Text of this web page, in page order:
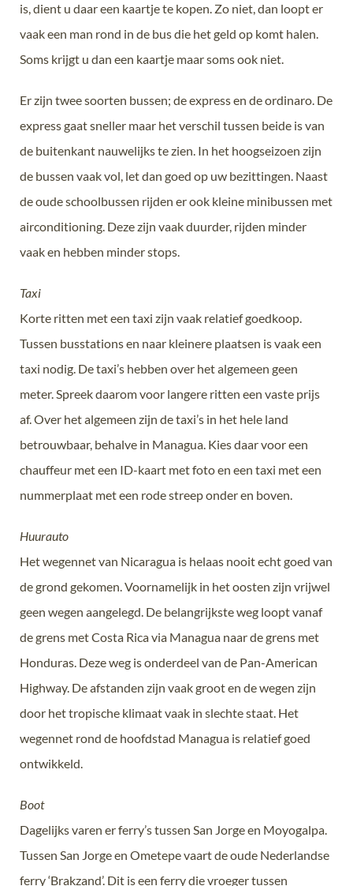
is, dient u daar een kaartje te kopen. Zo niet, dan loopt er
vaak een man rond in de bus die het geld op komt halen.
Soms krijgt u dan een kaartje maar soms ook niet.
Er zijn twee soorten bussen; de express en de ordinaro. De
express gaat sneller maar het verschil tussen beide is van
de buitenkant nauwelijks te zien. In het hoogseizoen zijn
de bussen vaak vol, let dan goed op uw bezittingen. Naast
de oude schoolbussen rijden er ook kleine minibussen met
airconditioning. Deze zijn vaak duurder, rijden minder
vaak en hebben minder stops.
Taxi
Korte ritten met een taxi zijn vaak relatief goedkoop.
Tussen busstations en naar kleinere plaatsen is vaak een
taxi nodig. De taxi’s hebben over het algemeen geen
meter. Spreek daarom voor langere ritten een vaste prijs
af. Over het algemeen zijn de taxi’s in het hele land
betrouwbaar, behalve in Managua. Kies daar voor een
chauffeur met een ID-kaart met foto en een taxi met een
nummerplaat met een rode streep onder en boven.
Huurauto
Het wegennet van Nicaragua is helaas nooit echt goed van
de grond gekomen. Voornamelijk in het oosten zijn vrijwel
geen wegen aangelegd. De belangrijkste weg loopt vanaf
de grens met Costa Rica via Managua naar de grens met
Honduras. Deze weg is onderdeel van de Pan-American
Highway. De afstanden zijn vaak groot en de wegen zijn
door het tropische klimaat vaak in slechte staat. Het
wegennet rond de hoofdstad Managua is relatief goed
ontwikkeld.
Boot
Dagelijks varen er ferry’s tussen San Jorge en Moyogalpa.
Tussen San Jorge en Ometepe vaart de oude Nederlandse
ferry ‘Brakzand’. Dit is een ferry die vroeger tussen